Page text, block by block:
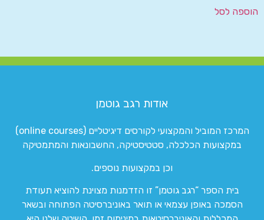
הוספה לסל
אודות רגב גוטמן
המרכז המוביל והמקצועי לקורסים דיגיטליים (online courses)
במקצועות הכלכלה, סטטיסטיקה, החשבונאות והמתמטיקה
וכן במקצועות נוספים.
בית הספר “רגב גוטמן” זו הזדמנות מצוינת להוציא תעודת
הסמכה באופן עצמאי או תואר באוניברסיטה הפתוחה ובשאר